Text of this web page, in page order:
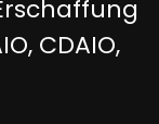
CDAIO,